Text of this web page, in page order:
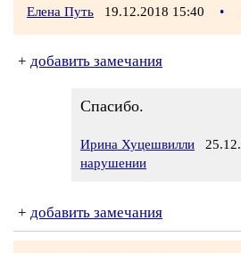
Елена Путь 19.12.2018 15:40 •
+ добавить замечания
Спасибо.
Ирина Хуцешвилли
нарушении
+ добавить замечания